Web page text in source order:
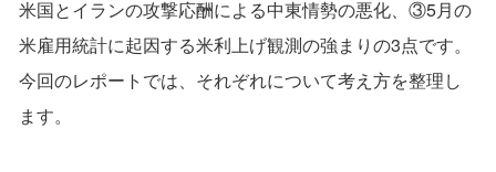
米国とイランの攻撃応酬による中東情勢の悪化、③5月の
米雇用統計に起因する米利上げ観測の強まりの3点です。
今回のレポートでは、それぞれについて考え方を整理し
ます。